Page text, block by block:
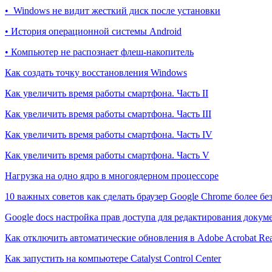
• Windows не видит жесткий диск после установки
• История операционной системы Android
• Компьютер не распознает флеш-накопитель
Как создать точку восстановления Windows
Как увеличить время работы смартфона. Часть II
Как увеличить время работы смартфона. Часть III
Как увеличить время работы смартфона. Часть IV
Как увеличить время работы смартфона. Часть V
Нагрузка на одно ядро в многоядерном процессоре
10 важных советов как сделать браузер Google Chrome более
Google docs настройка прав доступа для редактирования
Как отключить автоматические обновления в Adobe Acrobat
Как запустить на компьютере Catalyst Control Center